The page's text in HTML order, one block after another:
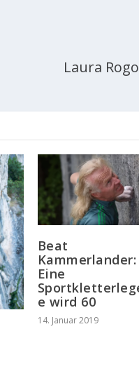
Laura
Beat
Kammerlander:
Eine
e wird 60
14. Januar 2019